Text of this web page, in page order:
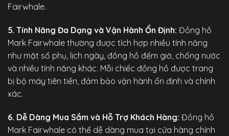
Fairwhale.
5. Tính Năng Đa Dạng và Vận Hành Ổn Định: Đồng hồ
Mark Fairwhale thường được tích hợp nhiều tính năng
như mặt số phụ, lịch ngày, đồng hồ đếm giờ, chống nước
và nhiều tính năng khác. Mỗi chiếc đồng hồ được trang
bị bộ máy tiên tiến, đảm bảo vận hành ổn định và chính
xác.
6. Dễ Dàng Mua Sắm và Hỗ Trợ Khách Hàng: Đồng hồ
Mark Fairwhale có thể dễ dàng mua tại cửa hàng chính